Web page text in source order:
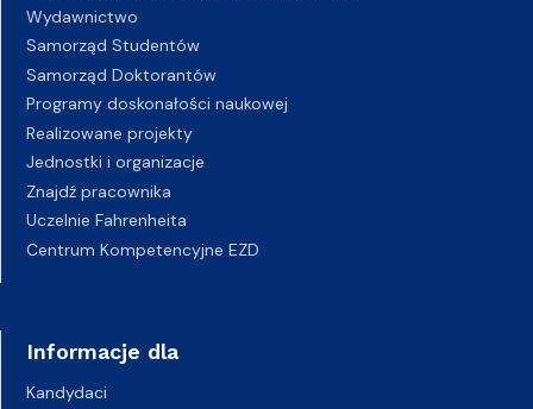
Wydawnictwo
Samorząd Studentów
Samorząd Doktorantów
Programy doskonałości naukowej
Realizowane projekty
Jednostki i organizacje
Znajdź pracownika
Uczelnie Fahrenheita
Centrum Kompetencyjne EZD
Informacje dla
Kandydaci